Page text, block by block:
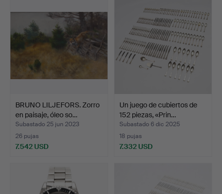
BRUNO LILJEFORS. Zorro
en paisaje, óleo so…
Subastado 25 jun 2023
26 pujas
7.542 USD
Un juego de cubiertos de
152 piezas, «Prin…
Subastado 6 dic 2025
18 pujas
7.332 USD